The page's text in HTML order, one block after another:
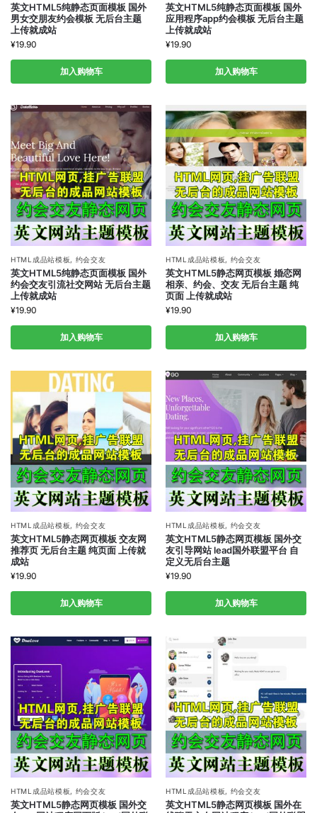
英文HTML5纯静态页面模板 国外
男女交朋友约会模板 无后台主题
上传就成站
¥19.90
加入购物车
英文HTML5纯静态页面模板 国外
应用程序app约会模板 无后台主题
上传就成站
¥19.90
加入购物车
HTML成品站模板, 约会交友
英文HTML5纯静态页面模板 国外
约会交友引流社交网站 无后台主题
上传就成站
¥19.90
加入购物车
HTML成品站模板, 约会交友
英文HTML5静态网页模板 婚恋网
相亲、约会、交友 无后台主题 纯
页面 上传就成站
¥19.90
加入购物车
HTML成品站模板, 约会交友
英文HTML5静态网页模板 交友网
推荐页 无后台主题 纯页面 上传就
成站
¥19.90
加入购物车
HTML成品站模板, 约会交友
英文HTML5静态网页模板 国外交
友引导网站 lead国外联盟平台 自
定义无后台主题
¥19.90
加入购物车
HTML成品站模板, 约会交友
英文HTML5静态网页模板 国外交
HTML成品站模板, 约会交友
英文HTML5静态网页模板 国外在